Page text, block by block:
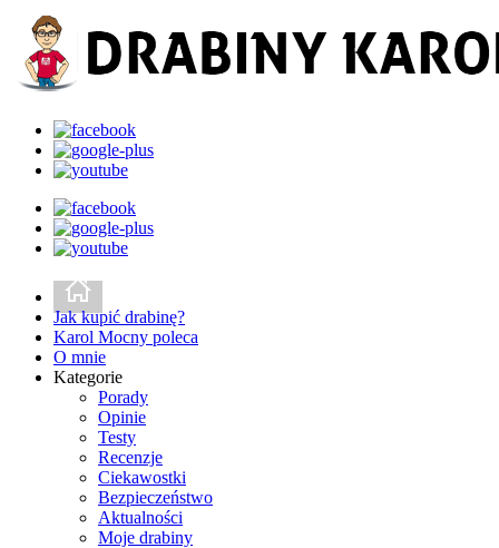
Jak kupić drabinę?
Karol Mocny poleca
O mnie
Kategorie
Porady
Opinie
Testy
Recenzje
Ciekawostki
Bezpieczeństwo
Aktualności
Moje drabiny